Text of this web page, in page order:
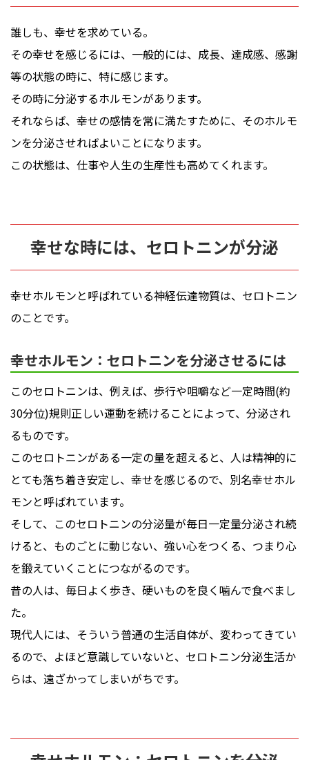
誰しも、幸せを求めている。
その幸せを感じるには、一般的には、成長、達成感、感謝
等の状態の時に、特に感じます。
その時に分泌するホルモンがあります。
それならば、幸せの感情を常に満たすために、そのホルモ
ンを分泌させればよいことになります。
この状態は、仕事や人生の生産性も高めてくれます。
幸せな時には、セロトニンが分泌
幸せホルモンと呼ばれている神経伝達物質は、セロトニン
のことです。
幸せホルモン：セロトニンを分泌させるには
このセロトニンは、例えば、歩行や咀嚼など一定時間(約
30分位)規則正しい運動を続けることによって、分泌され
るものです。
このセロトニンがある一定の量を超えると、人は精神的に
とても落ち着き安定し、幸せを感じるので、別名幸せホル
モンと呼ばれています。
そして、このセロトニンの分泌量が毎日一定量分泌され続
けると、 ものごとに動じない、強い心をつくる、つまり心
を鍛えていくことにつながるのです。
昔の人は、毎日よく歩き、硬いものを良く噛んで食べまし
た。
現代人には、そういう普通の生活自体が、変わってきてい
るので、よほど意識していないと、セロトニン分泌生活か
らは、遠ざかってしまいがちです。